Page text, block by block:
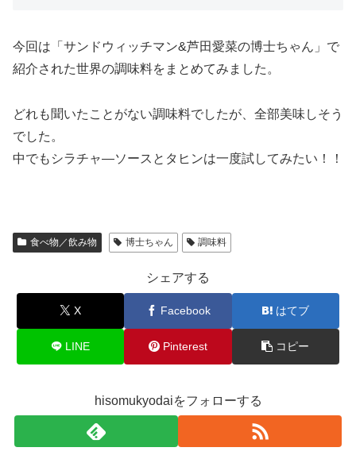
今回は「サンドウィッチマン&芦田愛菜の博士ちゃん」で
紹介された世界の調味料をまとめてみました。
どれも聞いたことがない調味料でしたが、全部美味しそう
でした。
中でもシラチャ―ソースとタヒンは一度試してみたい！！
食べ物／飲み物 博士ちゃん 調味料
シェアする
X Facebook はてブ
LINE Pinterest コピー
hisomukyodaiをフォローする